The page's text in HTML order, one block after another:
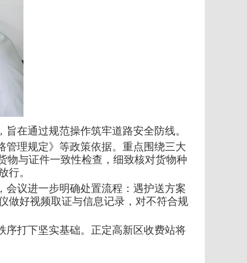
在通过规范操作筑牢道路安全防线。
理规定》等政策依据。重点围绕三大
物与证件一致性检查，细致核对货物种
行。
议进一步明确处置流程：遇护送方案
做好视频取证与信息记录，对不符合规
序打下坚实基础。正定高新区收费站将